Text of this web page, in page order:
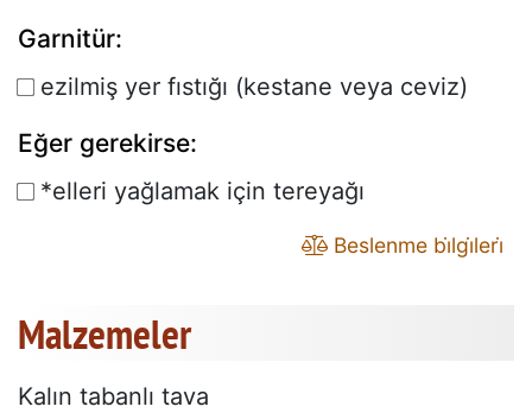
Garnitür:
ezilmiş yer fıstığı (kestane veya ceviz)
Eğer gerekirse:
*elleri yağlamak için tereyağı
Beslenme bi̇lgi̇leri̇
Malzemeler
Kalın tabanlı tava